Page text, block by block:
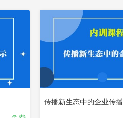
传播新生态中的企业传播